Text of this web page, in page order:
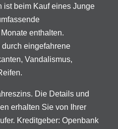
ist beim Kauf eines Junge
enthalten.
eingefahrene
Vandalismus,
Die Details und
erhalten Sie von Ihrer
Kreditgeber: Openbank